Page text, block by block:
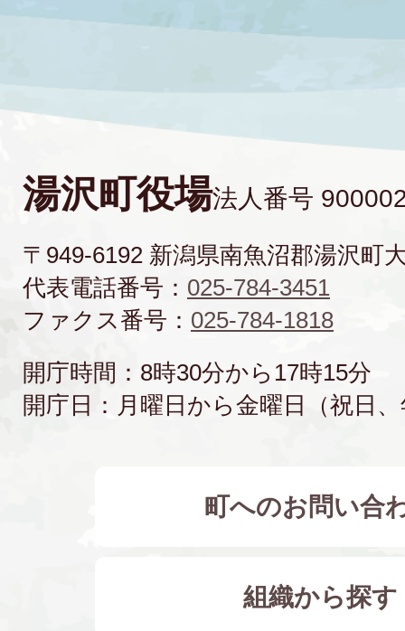
湯沢町役場法人番号
〒949-6192 新潟県南魚沼郡湯沢町
代表電話番号： 025-784-3451
ファクス番号： 025-784-1818
開庁時間：8時30分から17時15分
開庁日：月曜日から金曜日（祝日
町へのお問い合
組織から探す